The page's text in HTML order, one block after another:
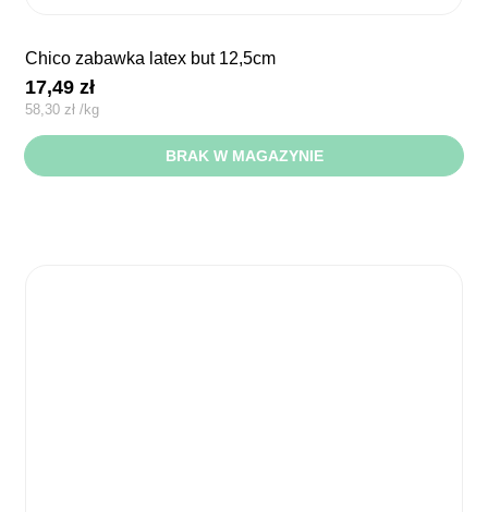
chico zabawka latex but 12,5cm
17,49zł
58,30 zł /kg
BRAK W MAGAZYNIE